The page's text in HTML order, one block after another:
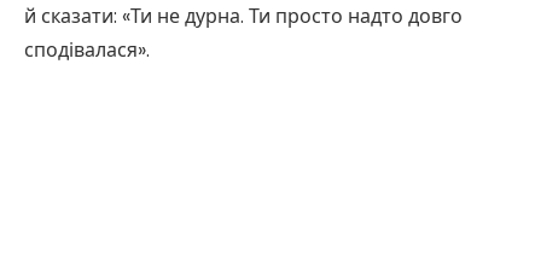
й сказати: «Ти не дурна. Ти просто надто довго
сподівалася».